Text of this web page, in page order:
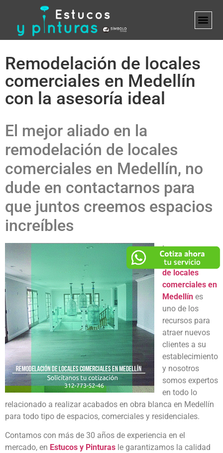
Remodelación de locales
comerciales en Medellín
con la asesoría ideal
El mejor aliado en la
remodelación de locales
comerciales en Medellín, no
dude en contactarnos para
que juntos creemos espacios
increíbles
La
remodelación
de locales
comerciales en
Medellín es
uno de los
recursos para
atraer nuevos
clientes a su
establecimiento
y nosotros
somos expertos
en todo lo
relacionado a realizar acabados en obra blanca en Medellín
para todo tipo de espacios, comerciales y residenciales.
Contamos con más de 30 años de experiencia en el
mercado, en Estucos y Pinturas le garantizamos la calidad